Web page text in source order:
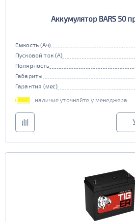
Аккумулятор BARS 50
Емкость (Ач)
Пусковой ток (А)
Полярность
Габариты
Гарантия (мес)
наличие уточняйте у менеджера